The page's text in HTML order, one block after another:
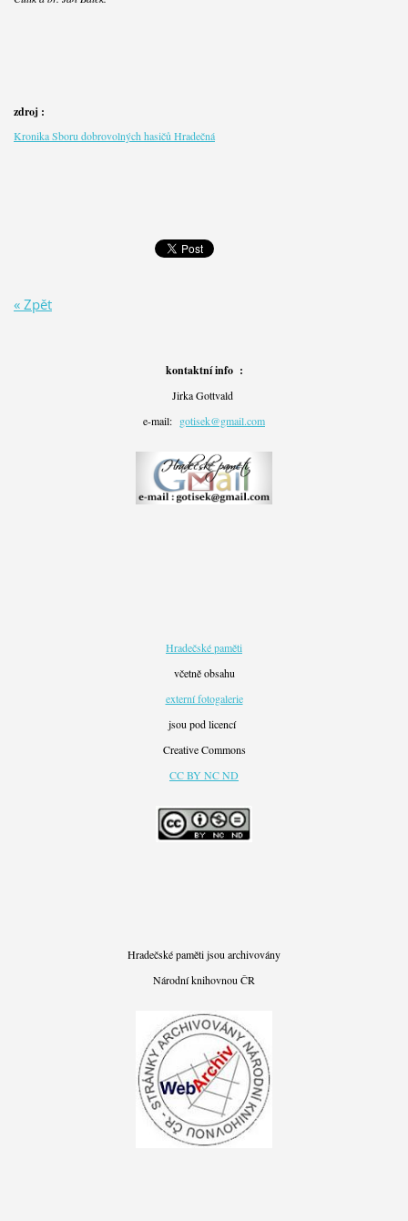
zdroj :
Kronika Sboru dobrovolných hasičů Hradečná
« Zpět
kontaktní info :
Jirka Gottvald
e-mail: gotisek@gmail.com
Hradečské paměti
včetně obsahu
externí fotogalerie
jsou pod licencí
Creative Commons
CC BY NC ND
Hradečské paměti jsou archivovány
Národní knihovnou ČR